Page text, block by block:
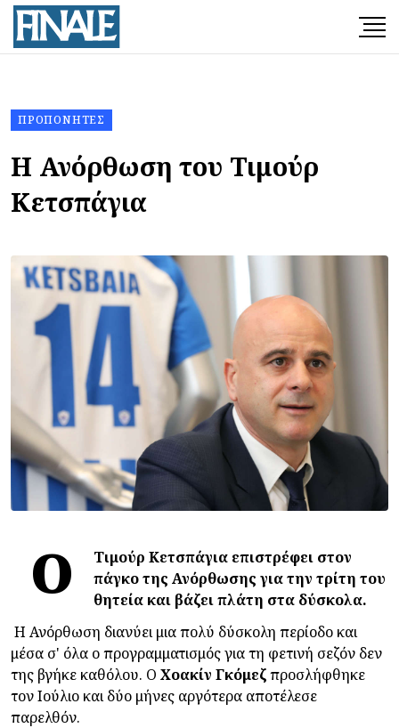
ΠΡΟΠΟΝΗΤΈΣ
Η Ανόρθωση του Τιμούρ
Κετσπάγια
Ο
Τιμούρ Κετσπάγια επιστρέφει στον
πάγκο της Ανόρθωσης για την τρίτη του
θητεία και βάζει πλάτη στα δύσκολα.
Η Ανόρθωση διανύει μια πολύ δύσκολη περίοδο και
μέσα σ' όλα ο προγραμματισμός για τη φετινή σεζόν δεν
της βγήκε καθόλου. Ο Χοακίν Γκόμεζπροσλήφθηκε
τον Ιούλιο και δύο μήνες αργότερα αποτέλεσε
παρελθόν.